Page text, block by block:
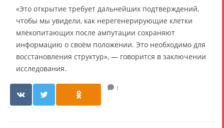
«Это открытие требует дальнейших подтверждений,
чтобы мы увидели, как нерегенерирующие клетки
млекопитающих после ампутации сохраняют
информацию о своём положении. Это необходимо для
восстановления структур», — говорится в заключении
исследования.
1